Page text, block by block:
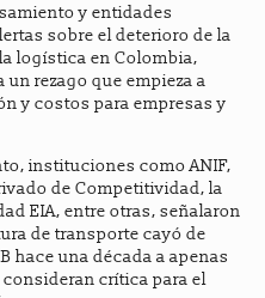
y entidades
sobre el deterioro de la
logística en Colombia,
rezago que empieza a
y costos para empresas y
instituciones como ANIF,
de Competitividad, la
EIA, entre otras, señalaron
de transporte cayó de
hace una década a apenas
crítica para el